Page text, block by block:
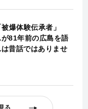
爆体験伝承者」
81年前の広島を語
昔話ではありませ